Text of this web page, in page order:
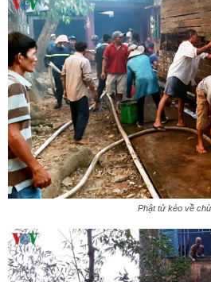
Phật tử kéo về